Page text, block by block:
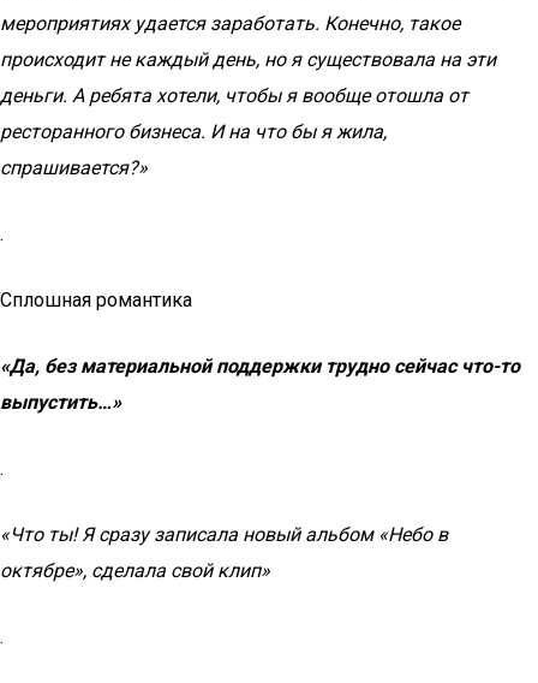
мероприятиях удается заработать. Конечно, такое
происходит не каждый день, но я существовала на эти
деньги. А ребята хотели, чтобы я вообще отошла от
ресторанного бизнеса. И на что бы я жила,
спрашивается?»
.
Сплошная романтика
«Да, без материальной поддержки трудно сейчас что-то
выпустить…»
.
«Что ты! Я сразу записала новый альбом «Небо в
октябре», сделала свой клип»
.